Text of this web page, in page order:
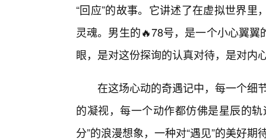
“回应”的故事。它讲述了在虚拟世界
灵魂。男生的🔥78号，是一个小心翼
眼，是对这份探询的认真对待，是对内
在这场心动的奇遇记中，每一个细
的凝视，每一个动作都仿佛是星辰的
分”的浪漫想象，一种对“遇见”的美好期